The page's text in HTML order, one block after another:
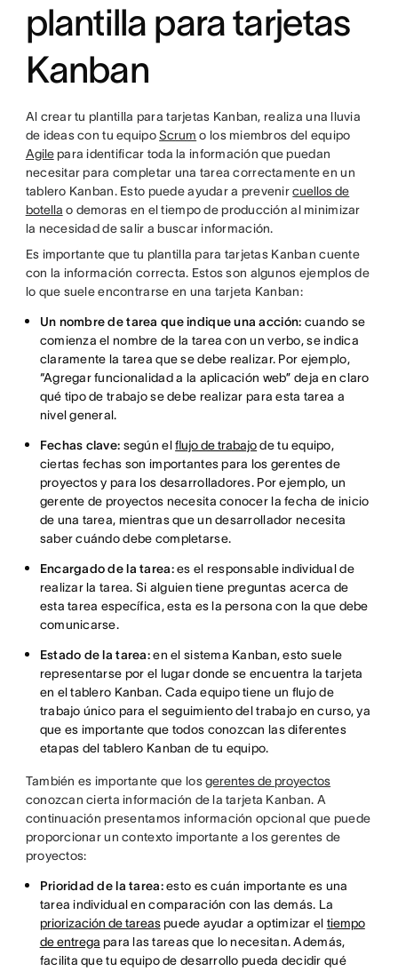
plantilla para tarjetas
Kanban
Al crear tu plantilla para tarjetas Kanban, realiza una lluvia
de ideas con tu equipoScrum o los miembros del equipo
Agilepara identificar toda la información que puedan
necesitar para completar una tarea correctamente en un
tablero Kanban. Esto puede ayudar a prevenircuellos de
botella o demoras en el tiempo de producción al minimizar
la necesidad de salir a buscar información.
Es importante que tu plantilla para tarjetas Kanban cuente
con la información correcta. Estos son algunos ejemplos de
lo que suele encontrarse en una tarjeta Kanban:
Un nombre de tarea que indique una acción: cuando se
comienza el nombre de la tarea con un verbo, se indica
claramente la tarea que se debe realizar. Por ejemplo,
“Agregar funcionalidad a la aplicación web” deja en claro
qué tipo de trabajo se debe realizar para esta tarea a
nivel general.
Fechas clave: según elflujo de trabajode tu equipo,
ciertas fechas son importantes para los gerentes de
proyectos y para los desarrolladores. Por ejemplo, un
gerente de proyectos necesita conocer la fecha de inicio
de una tarea, mientras que un desarrollador necesita
saber cuándo debe completarse.
Encargado de la tarea:es el responsable individual de
realizar la tarea. Si alguien tiene preguntas acerca de
esta tarea específica, esta es la persona con la que debe
comunicarse.
Estado de la tarea:en el sistema Kanban, esto suele
representarse por el lugar donde se encuentra la tarjeta
en el tablero Kanban. Cada equipo tiene un flujo de
trabajo único para el seguimiento del trabajo en curso, ya
que es importante que todos conozcan las diferentes
etapas del tablero Kanban de tu equipo.
También es importante que losgerentes de proyectos
conozcan cierta información de la tarjeta Kanban. A
continuación presentamos información opcional que puede
proporcionar un contexto importante a los gerentes de
proyectos:
Prioridad de la tarea:esto es cuán importante es una
tarea individual en comparación con las demás. La
priorización de tareaspuede ayudar a optimizar el tiempo
de entrega para las tareas que lo necesitan. Además,
facilita que tu equipo de desarrollo pueda decidir qué